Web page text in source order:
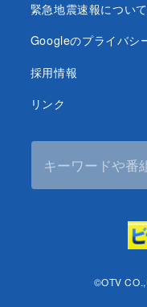
緊急地震速報について
Googleのプライバシ
採用情報
リンク
©OTV